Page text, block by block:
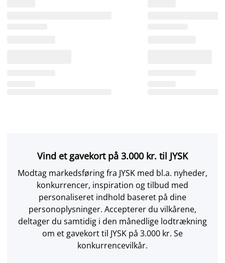
Vind et gavekort på 3.000 kr. til JYSK
Modtag markedsføring fra JYSK med bl.a. nyheder,
konkurrencer, inspiration og tilbud med
personaliseret indhold baseret på dine
personoplysninger. Accepterer du vilkårene,
deltager du samtidig i den månedlige lodtrækning
om et gavekort til JYSK på 3.000 kr. Se
konkurrencevilkår.